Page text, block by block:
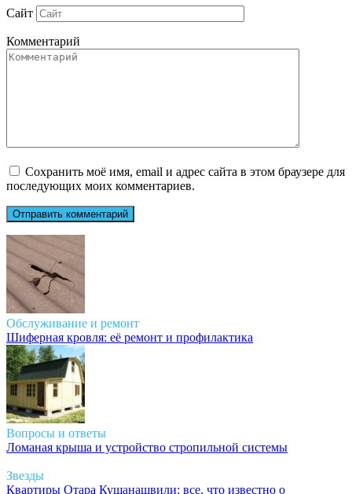
Сайт
Комментарий
Сохранить моё имя, email и адрес сайта в этом браузере для
последующих моих комментариев.
Обслуживание и ремонт
Шиферная кровля: её ремонт и профилактика
Вопросы и ответы
Ломаная крыша и устройство стропильной системы
Звезды
Квартиры Отара Кушанашвили: все, что известно о